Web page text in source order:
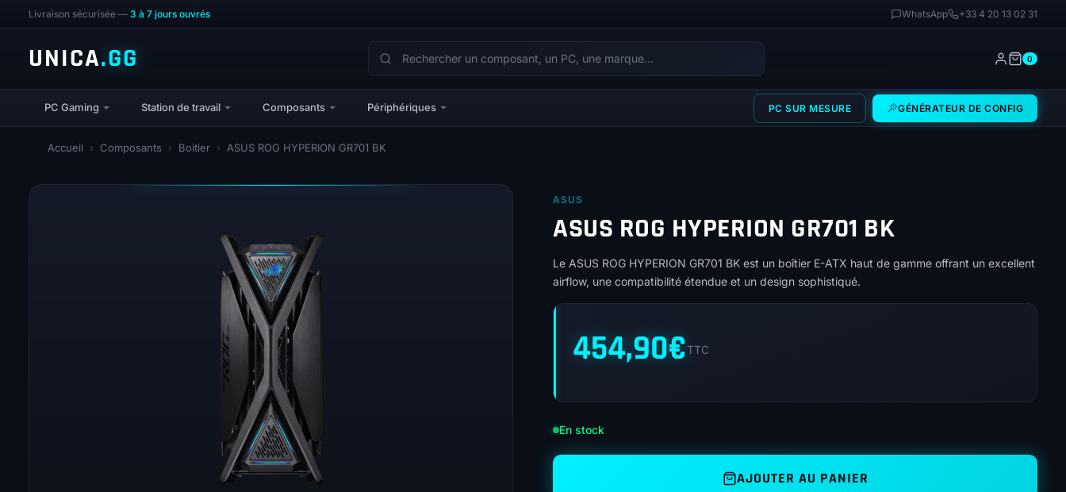
Livraison sécurisée — 3 à 7 jours ouvrés WhatsApp +33 4 20 13 02 31
UNICA.GG 0
PC Gaming Station de travail Composants Périphériques PC SUR MESURE GÉNÉRATEUR DE CONFIG
Accueil › Composants › Boitier › ASUS ROG HYPERION GR701 BK
ASUS
ASUS ROG HYPERION GR701 BK
Le ASUS ROG HYPERION GR701 BK est un boîtier E-ATX haut de gamme offrant un excellent
airflow, une compatibilité étendue et un design sophistiqué.
454,90€TTC
En stock
AJOUTER AU PANIER